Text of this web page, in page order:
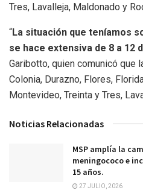
Tres, Lavalleja, Maldonado y
“La situación que teníamos
se hace extensiva de 8 a 12
Garibotto, quien comunicó que
Colonia, Durazno, Flores,
Montevideo, Treinta y Tres,
Noticias Relacionadas
MSP amplía la
meningococo e
15 años.
27 JULIO, 2026